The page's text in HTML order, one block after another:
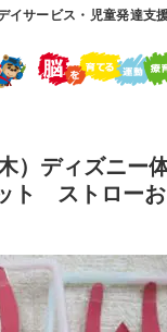
イサービス・児童発達
）ディズニー
ト ストローお